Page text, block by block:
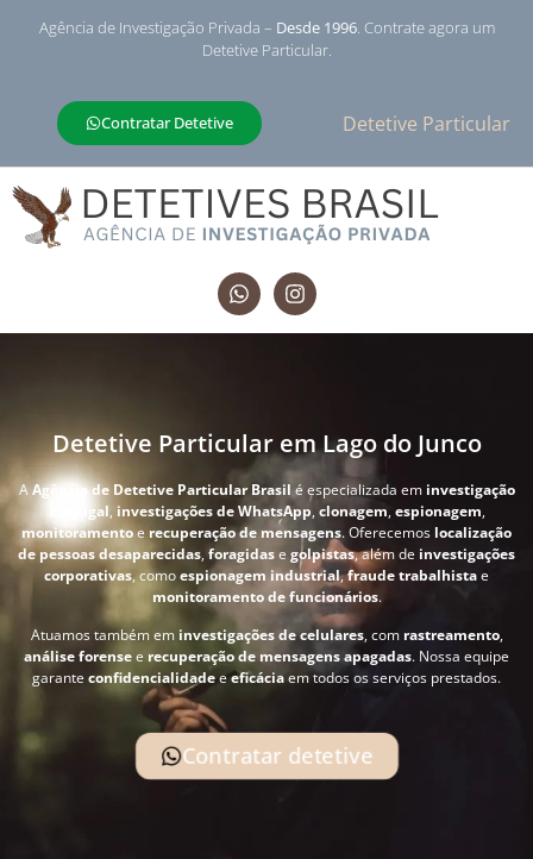
Agência de Investigação Privada – Desde 1996. Contrate agora um
Detetive Particular.
Contratar Detetive Detetive Particular
Detetive Particular em Lago do Junco
AAgência de Detetive Particular Brasil é especializada em investigação
conjugal, investigações de WhatsApp, clonagem,espionagem,
monitoramentoe recuperação de mensagens. Oferecemos localização
de pessoas desaparecidas, foragidase golpistas, além de investigações
corporativas, comoespionagem industrial,fraude trabalhistae
monitoramento de funcionários.
Atuamos também em investigações de celulares, com rastreamento,
análise forensee recuperação de mensagens apagadas. Nossa equipe
garante confidencialidadeeeficáciaem todos os serviços prestados.
Contratar detetive